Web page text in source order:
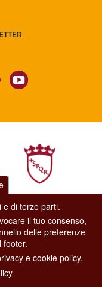
e Moda.
06 08
e di terze parti.
il tuo consenso,
delle preferenze
footer.
e cookie policy.